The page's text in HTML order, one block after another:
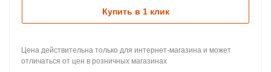
Купить в 1 клик
Цена действительна только для интернет-магазина и может
отличаться от цен в розничных магазинах